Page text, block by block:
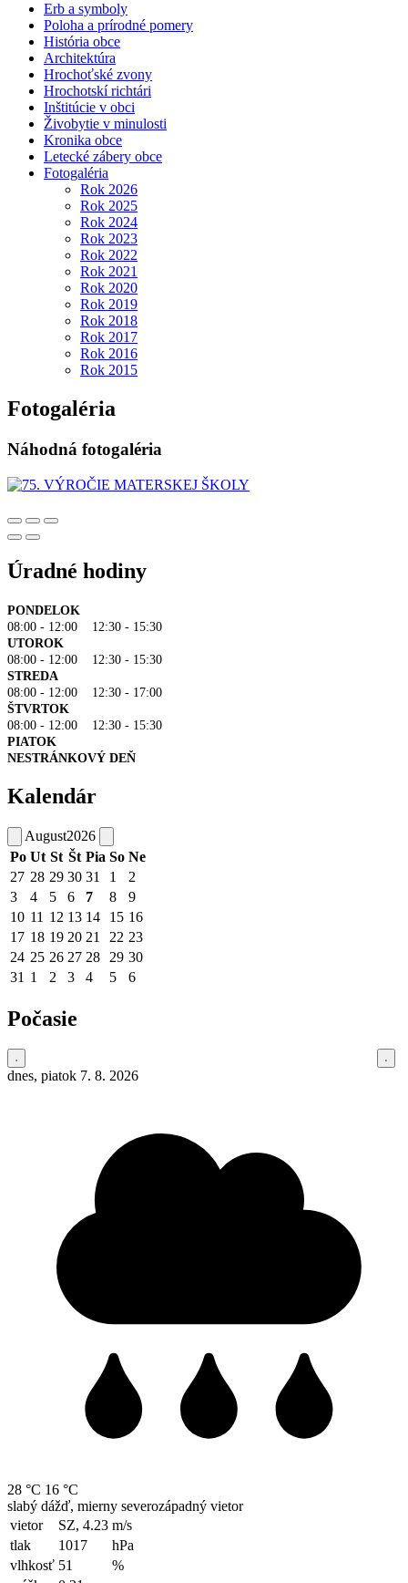
Erb a symboly
Poloha a prírodné pomery
História obce
Architektúra
Hrochoťské zvony
Hrochotskí richtári
Inštitúcie v obci
Živobytie v minulosti
Kronika obce
Letecké zábery obce
Fotogaléria
Rok 2026
Rok 2025
Rok 2024
Rok 2023
Rok 2022
Rok 2021
Rok 2020
Rok 2019
Rok 2018
Rok 2017
Rok 2016
Rok 2015
Fotogaléria
Náhodná fotogaléria
Úradné hodiny
PONDELOK
08:00 - 12:00 12:30 - 15:30
UTOROK
08:00 - 12:00 12:30 - 15:30
STREDA
08:00 - 12:00 12:30 - 17:00
ŠTVRTOK
08:00 - 12:00 12:30 - 15:30
PIATOK
NESTRÁNKOVÝ DEŇ
Kalendár
August2026
Po Ut St Št Pia So Ne
27 28 29 30 31 1
2
3
4 5 6 7 8
9
10 11 12 13 14 15 16
17 18 19 20 21 22 23
24 25 26 27 28 29 30
31 1 2 3 4 5 6
Počasie
dnes, piatok 7. 8. 2026
28 °C 16 °C
slabý dážď, mierny severozápadný vietor
vietor
SZ, 4.23 m/s
tlak
1017
hPa
vlhkosť 51
%